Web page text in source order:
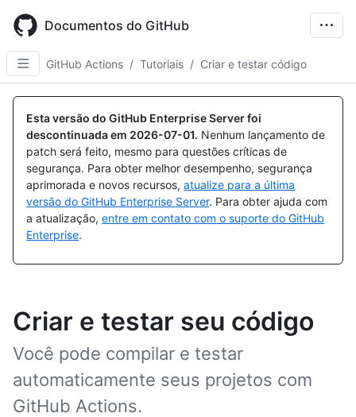
main
content
Documentos do GitHub
GitHub Actions / Tutoriais / Criar e testar código
Esta versão do GitHub Enterprise Server foi
descontinuada em 2026-07-01. Nenhum lançamento de
patch será feito, mesmo para questões críticas de
segurança. Para obter melhor desempenho, segurança
aprimorada e novos recursos, atualize para a última
versão do GitHub Enterprise Server. Para obter ajuda com
a atualização, entre em contato com o suporte do GitHub
Enterprise.
Criar e testar seu código
Você pode compilar e testar
automaticamente seus projetos com
GitHub Actions.